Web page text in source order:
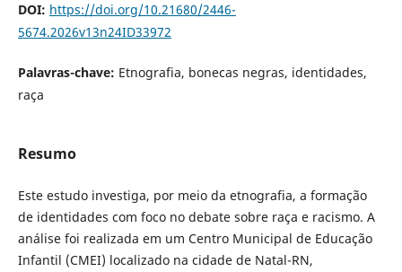
DOI: https://doi.org/10.21680/2446-
5674.2026v13n24ID33972
Palavras-chave: Etnografia, bonecas negras, identidades,
raça
Resumo
Este estudo investiga, por meio da etnografia, a formação
de identidades com foco no debate sobre raça e racismo. A
análise foi realizada em um Centro Municipal de Educação
Infantil (CMEI) localizado na cidade de Natal-RN,